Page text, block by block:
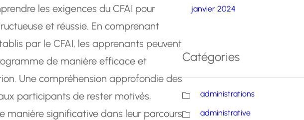
les exigences du CFAI pour
et réussie. En comprenant
par le CFAI, les apprenants peuvent
de manière efficace et
Une compréhension approfondie des
participants de rester motivés,
manière significative dans leur parcours
janvier 2024
Catégories
administrations
administrative